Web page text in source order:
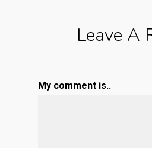
Leave A
My comment is..